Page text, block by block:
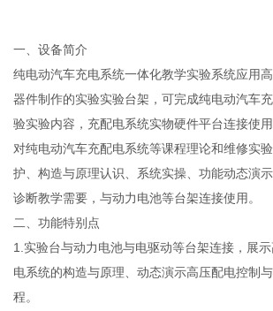
一、设备简介
纯电动汽车充电系统一体化教学实验系统应用
器件制作的实验实验台架，可完成纯电动汽车
验实验内容，充配电系统实物硬件平台连接使
对纯电动汽车充配电系统等课程理论和维修实
护、构造与原理认识、系统实操、功能动态演
诊断教学需要，与动力电池等台架连接使用。
二、功能特别点
1.实验台与动力电池与电驱动等台架连接，展
电系统的构造与原理、动态演示高压配电控制
程。